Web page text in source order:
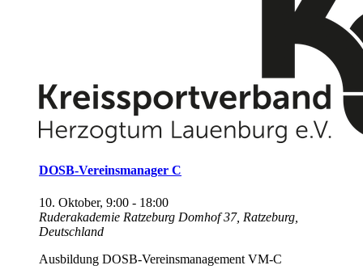
DOSB-Vereinsmanager C
10. Oktober, 9:00 - 18:00
Ruderakademie Ratzeburg Domhof 37, Ratzeburg,
Deutschland
Ausbildung DOSB-Vereinsmanagement VM-C